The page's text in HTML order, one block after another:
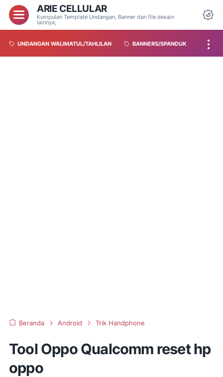
ARIE CELLULAR
Kumpulan Template Undangan, Banner dan file desain
lainnya,
UNDANGAN WALIMATUL/TAHLILAN BANNERS/SPANDUK
Beranda Android Trik Handphone
Tool Oppo Qualcomm reset hp
oppo